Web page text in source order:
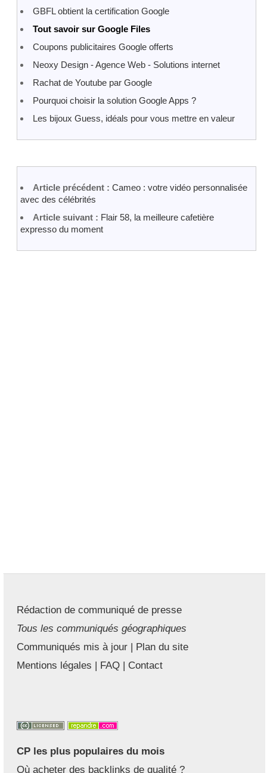
GBFL obtient la certification Google
Tout savoir sur Google Files
Coupons publicitaires Google offerts
Neoxy Design - Agence Web - Solutions internet
Rachat de Youtube par Google
Pourquoi choisir la solution Google Apps ?
Les bijoux Guess, idéals pour vous mettre en valeur
Article précédent : Cameo : votre vidéo personnalisée
avec des célébrités
Article suivant : Flair 58, la meilleure cafetière
expresso du moment
Rédaction de communiqué de presse
Tous les communiqués géographiques
Communiqués mis à jour | Plan du site
Mentions légales | FAQ | Contact
CP les plus populaires du mois
Où acheter des backlinks de qualité ?